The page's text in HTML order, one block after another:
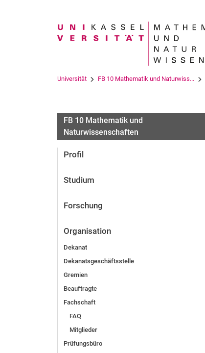
Suchbegriff
Universität FB 10 Mathematik und Naturwiss...
Exkursion zum Kernkraftwerk
FB 10 Mathematik und
Naturwissenschaften
Profil
Studium
Forschung
Organisation
Dekanat
Dekanatsgeschäftsstelle
Gremien
Beauftragte
Fachschaft
FAQ
Mitglieder
Prüfungsbüro